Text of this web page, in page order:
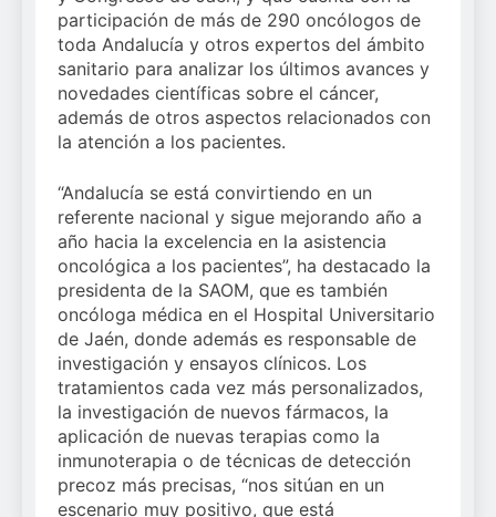
participación de más de 290 oncólogos de
toda Andalucía y otros expertos del ámbito
sanitario para analizar los últimos avances y
novedades científicas sobre el cáncer,
además de otros aspectos relacionados con
la atención a los pacientes.
“Andalucía se está convirtiendo en un
referente nacional y sigue mejorando año a
año hacia la excelencia en la asistencia
oncológica a los pacientes”, ha destacado la
presidenta de la SAOM, que es también
oncóloga médica en el Hospital Universitario
de Jaén, donde además es responsable de
investigación y ensayos clínicos. Los
tratamientos cada vez más personalizados,
la investigación de nuevos fármacos, la
aplicación de nuevas terapias como la
inmunoterapia o de técnicas de detección
precoz más precisas, “nos sitúan en un
escenario muy positivo, que está